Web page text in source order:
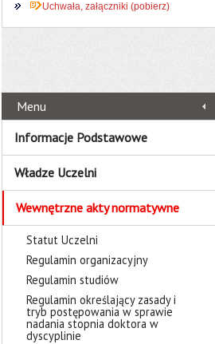
Uchwała, załączniki (pobierz)
Menu
Informacje Podstawowe
Władze Uczelni
Wewnętrzne akty normatywne
Statut Uczelni
Regulamin organizacyjny
Regulamin studiów
Regulamin określający zasady i
tryb postępowania w sprawie
nadania stopnia doktora w
dyscyplinie